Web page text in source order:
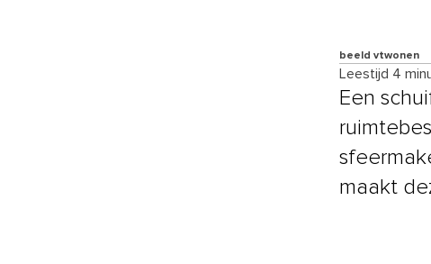
beeld vtwonen
Leestijd 4
Een
maakt